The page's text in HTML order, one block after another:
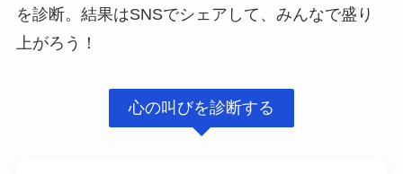
を診断。結果はSNSでシェアして、みんなで盛り
上がろう！
心の叫びを診断する